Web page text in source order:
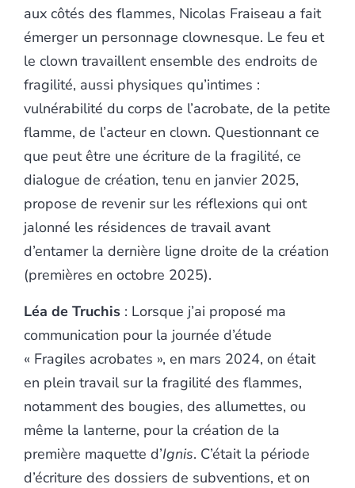
aux côtés des flammes, Nicolas Fraiseau a fait
émerger un personnage clownesque. Le feu et
le clown travaillent ensemble des endroits de
fragilité, aussi physiques qu’intimes :
vulnérabilité du corps de l’acrobate, de la petite
flamme, de l’acteur en clown. Questionnant ce
que peut être une écriture de la fragilité, ce
dialogue de création, tenu en janvier 2025,
propose de revenir sur les réflexions qui ont
jalonné les résidences de travail avant
d’entamer la dernière ligne droite de la création
(premières en octobre 2025).
Léa de Truchis : Lorsque j’ai proposé ma
communication pour la journée d’étude
« Fragiles acrobates », en mars 2024, on était
en plein travail sur la fragilité des flammes,
notamment des bougies, des allumettes, ou
même la lanterne, pour la création de la
première maquette d’Ignis. C’était la période
d’écriture des dossiers de subventions, et on